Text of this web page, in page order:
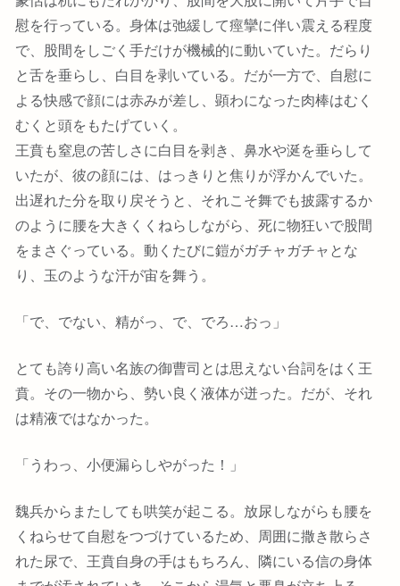
慰を行っている。身体は弛緩して痙攣に伴い震える程度
で、股間をしごく手だけが機械的に動いていた。だらり
と舌を垂らし、白目を剥いている。だが一方で、自慰に
よる快感で顔には赤みが差し、顕わになった肉棒はむく
むくと頭をもたげていく。
王賁も窒息の苦しさに白目を剥き、鼻水や涎を垂らして
いたが、彼の顔には、はっきりと焦りが浮かんでいた。
出遅れた分を取り戻そうと、それこそ舞でも披露するか
のように腰を大きくくねらしながら、死に物狂いで股間
をまさぐっている。動くたびに鎧がガチャガチャとな
り、玉のような汗が宙を舞う。
「で、でない、精がっ、で、でろ…おっ」
とても誇り高い名族の御曹司とは思えない台詞をはく王
賁。その一物から、勢い良く液体が迸った。だが、それ
は精液ではなかった。
「うわっ、小便漏らしやがった！」
魏兵からまたしても哄笑が起こる。放尿しながらも腰を
くねらせて自慰をつづけているため、周囲に撒き散らさ
れた尿で、王賁自身の手はもちろん、隣にいる信の身体